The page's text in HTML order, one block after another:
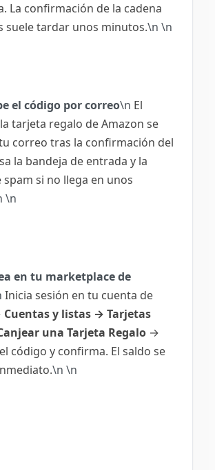
La confirmación de la cadena
suele tardar unos minutos.\n \n
el código por correo\n El
tarjeta regalo de Amazon se
correo tras la confirmación del
la bandeja de entrada y la
spam si no llega en unos
\n
en tu marketplace de
Inicia sesión en tu cuenta de
Cuentas y listas → Tarjetas
una Tarjeta Regalo →
código y confirma. El saldo se
\n \n